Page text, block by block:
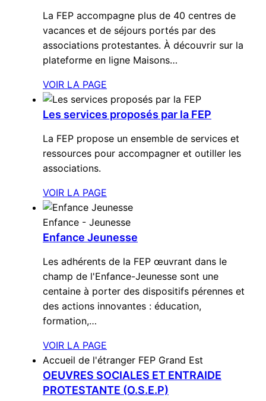
La FEP accompagne plus de 40 centres de
vacances et de séjours portés par des
associations protestantes. À découvrir sur la
plateforme en ligne Maisons…
VOIR LA PAGE
Les services proposés par la FEP
La FEP propose un ensemble de services et
ressources pour accompagner et outiller les
associations.
VOIR LA PAGE
Enfance - Jeunesse
Enfance Jeunesse
Les adhérents de la FEP œuvrant dans le
champ de l'Enfance-Jeunesse sont une
centaine à porter des dispositifs pérennes et
des actions innovantes : éducation,
formation,…
VOIR LA PAGE
Accueil de l'étranger FEP Grand Est
OEUVRES SOCIALES ET ENTRAIDE
PROTESTANTE (O.S.E.P)